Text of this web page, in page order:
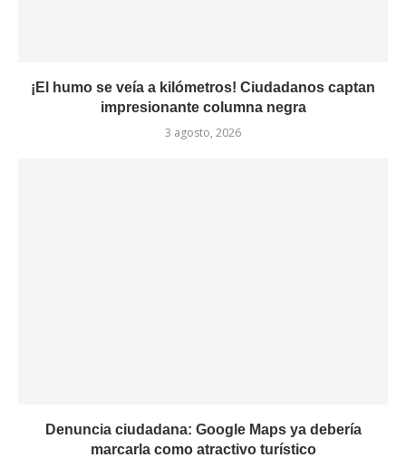
¡El humo se veía a kilómetros! Ciudadanos captan
impresionante columna negra
3 agosto, 2026
Denuncia ciudadana: Google Maps ya debería
marcarla como atractivo turístico